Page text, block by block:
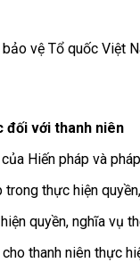
vệ Tổ quốc Việt
đối với thanh niên
Hiến pháp và
thực hiện
quyền, nghĩa vụ
thanh niên thực